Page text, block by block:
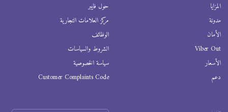
المزايا
مدونة
الأمان
Viber Out
الأسعار
دعم
حول فايبر
مركز العلامات التجارية
الوظائف
الشروط والسياسات
سياسة الخصوصية
Customer Complaints Code